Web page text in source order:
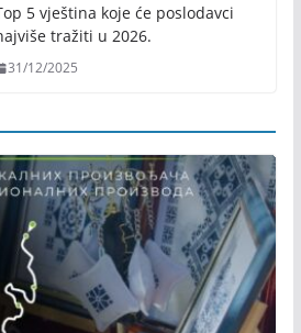
5 vještina koje će poslodavci
tražiti u 2026.
31/12/2025